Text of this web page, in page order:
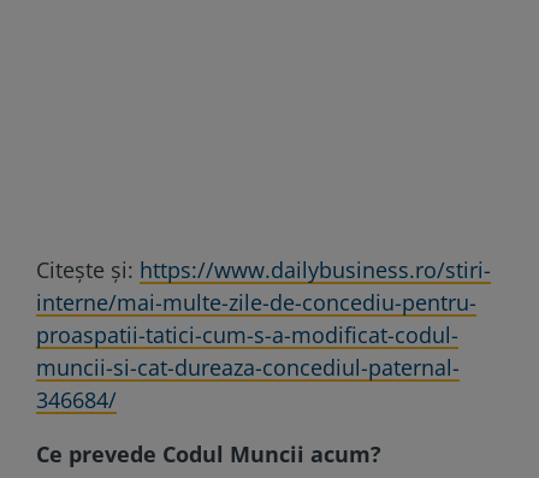
Citește și: https://www.dailybusiness.ro/stiri-
interne/mai-multe-zile-de-concediu-pentru-
proaspatii-tatici-cum-s-a-modificat-codul-
muncii-si-cat-dureaza-concediul-paternal-
346684/
Ce prevede Codul Muncii acum?